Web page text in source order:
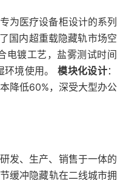
为医疗设备柜设计的系列
国内超重载隐藏轨市场空
电镀工艺，盐雾测试时间
环境使用。模块化设计：
降低60%，深受大型办公
发、生产、销售于一体的
缓冲隐藏轨在二线城市拥